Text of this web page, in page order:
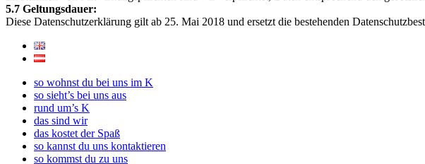
5.7 Geltungsdauer:
Diese Datenschutzerklärung gilt ab 25. Mai 2018 und ersetzt die bestehenden
so wohnst du bei uns im K
so sieht’s bei uns aus
rund um’s K
das sind wir
das kostet der Spaß
so kannst du uns kontaktieren
so kommst du zu uns